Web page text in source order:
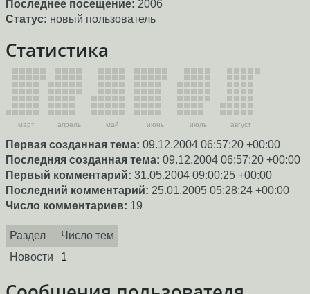
Последнее посещение: 2006
Статус: новый пользователь
Статистика
март апрель май июнь июль август
Первая созданная тема: 09.12.2004 06:57:20 +00:00
Последняя созданная тема: 09.12.2004 06:57:20 +00:00
Первый комментарий: 31.05.2004 09:00:25 +00:00
Последний комментарий: 25.01.2005 05:28:24 +00:00
Число комментариев: 19
Раздел
Число тем
Новости
1